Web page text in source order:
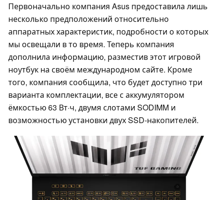
Первоначально компания Asus предоставила лишь
несколько предположений относительно
аппаратных характеристик, подробности о которых
мы освещали в то время. Теперь компания
дополнила информацию, разместив этот игровой
ноутбук на своём международном сайте. Кроме
того, компания сообщила, что будет доступно три
варианта комплектации, все с аккумулятором
ёмкостью 63 Вт·ч, двумя слотами SODIMM и
возможностью установки двух SSD-накопителей.